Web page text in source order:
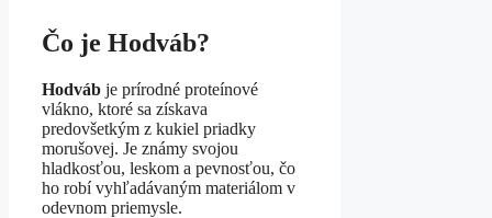
Čo je Hodváb?
Hodváb je prírodné proteínové
vlákno, ktoré sa získava
predovšetkým z kukiel priadky
morušovej. Je známy svojou
hladkosťou, leskom a pevnosťou, čo
ho robí vyhľadávaným materiálom v
odevnom priemysle.